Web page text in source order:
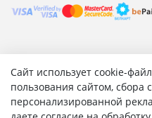
Сайт использует cookie-
пользования сайтом, сбора
персонализированной
© 2001-2026 «Битрикс», «1С-
Битрикс: Управление сайтом.
Согласие на обработку